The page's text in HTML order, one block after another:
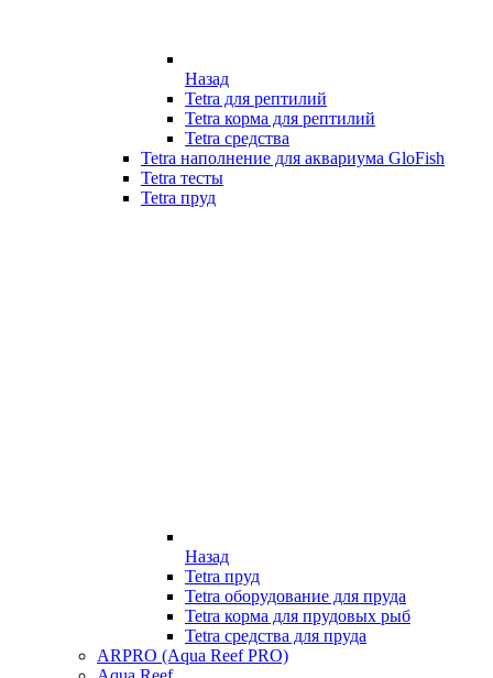
Назад
Tetra для рептилий
Tetra корма для рептилий
Tetra средства
Tetra наполнение для аквариума GloFish
Tetra тесты
Tetra пруд
Назад
Tetra пруд
Tetra оборудование для пруда
Tetra корма для прудовых рыб
Tetra средства для пруда
ARPRO (Aqua Reef PRO)